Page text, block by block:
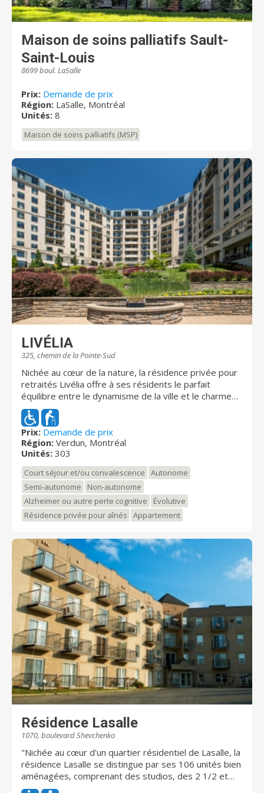
Maison de soins palliatifs Sault-
Saint-Louis
8699 boul. LaSalle
Prix: Demande de prix
Région: LaSalle, Montréal
Unités: 8
Maison de soins palliatifs (MSP)
LIVÉLIA
325, chemin de la Pointe-Sud
Nichée au cœur de la nature, la résidence privée pour
retraités Livélia offre à ses résidents le parfait
équilibre entre le dynamisme de la ville et le charme
de la vie de quartier. Située sur la pointe sud de l’Île
des Soeurs, la résidence jouit d’une vue imprenable
sur le fleuve Saint-Laurent et le centre-ville de
Montréal. La résidence propose une variété de
services personnalisés, un menu gastronomique et
une décoration élégante, qui donnent l'impression
d'être en vacances chez soi. Vous serez charmés par
l'atmosphère accueillante, le design moderne et la
qualité des services offerts.
Prix: Demande de prix
Région: Verdun, Montréal
Unités: 303
Court séjour et/ou convalescence
Autonome
Semi-autonome
Non-autonome
Alzheimer ou autre perte cognitive
Évolutive
Résidence privée pour aînés
Appartement
Résidence Lasalle
1070, boulevard Shevchenko
"Nichée au cœur d'un quartier résidentiel de Lasalle, la
résidence Lasalle se distingue par ses 106 unités bien
aménagées, comprenant des studios, des 2 1/2 et
des 3 1/2, offrant une variété d'options de logement